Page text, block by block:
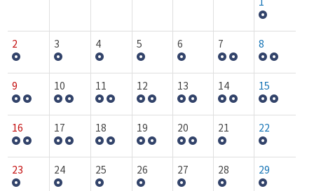
1
2 3 4 5 6 7 8
9 10 11 12 13 14 15
16 17 18 19 20 21 22
23 24 25 26 27 28 29